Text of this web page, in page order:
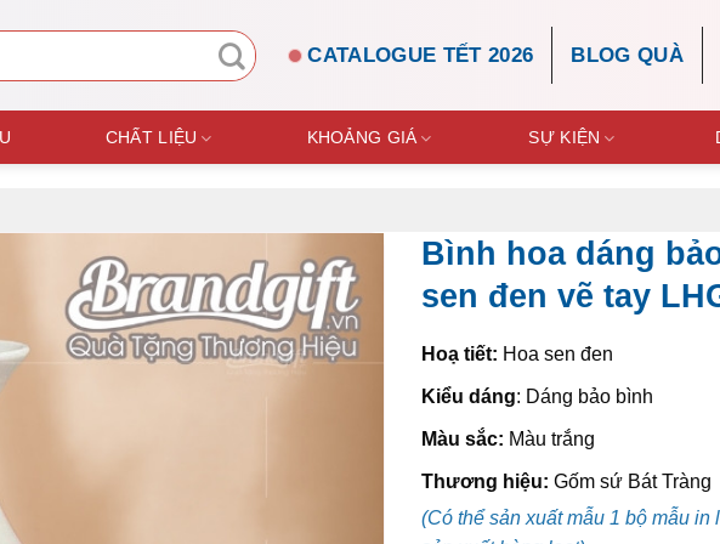
CATALOGUE TẾT 2026 BLOG QUÀ
CHẤT LIỆU KHOẢNG GIÁ SỰ KIỆN
Bình hoa dáng
sen đen vẽ tay
Hoạ tiết: Hoa sen đen
Kiểu dáng: Dáng bảo bình
Màu sắc: Màu trắng
Thương hiệu: Gốm sứ Bát Tràng
(Có thể sản xuất mẫu 1 bộ mẫu